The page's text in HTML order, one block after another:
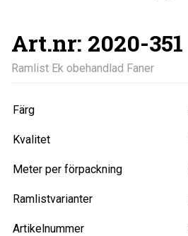
Art.nr: 2020-351
Ramlist Ek obehandlad Faner
Färg
Kvalitet
Meter per förpackning
Ramlistvarianter
Artikelnummer